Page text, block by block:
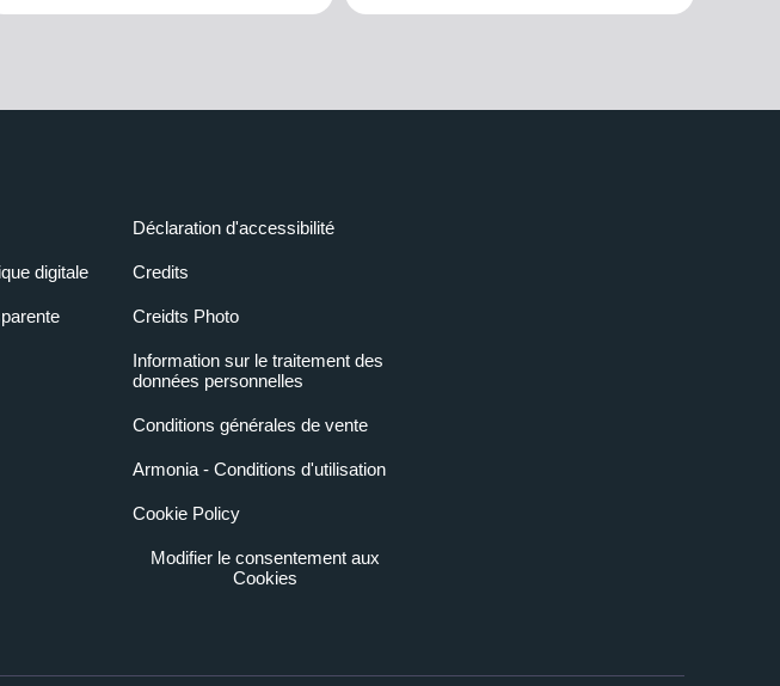
digitale
Déclaration d'accessibilité
Credits
Creidts Photo
Information sur le traitement des
données personnelles
Conditions générales de vente
Armonia - Conditions d'utilisation
Cookie Policy
Modifier le consentement aux
Cookies